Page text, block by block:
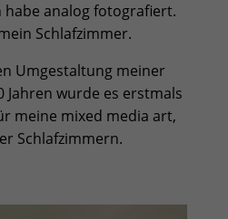
analog fotografiert.
Schlafzimmer.
Umgestaltung meiner
Jahren wurde es erstmals
meine mixed media art,
Schlafzimmern.